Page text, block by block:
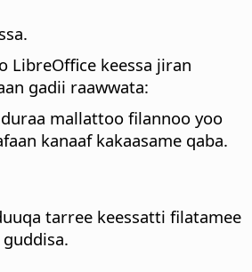
LibreOffice keessa jiran
gadii raawwata:
mallattoo filannoo yoo
kanaaf kakaasame qaba.
tarree keessatti filatamee